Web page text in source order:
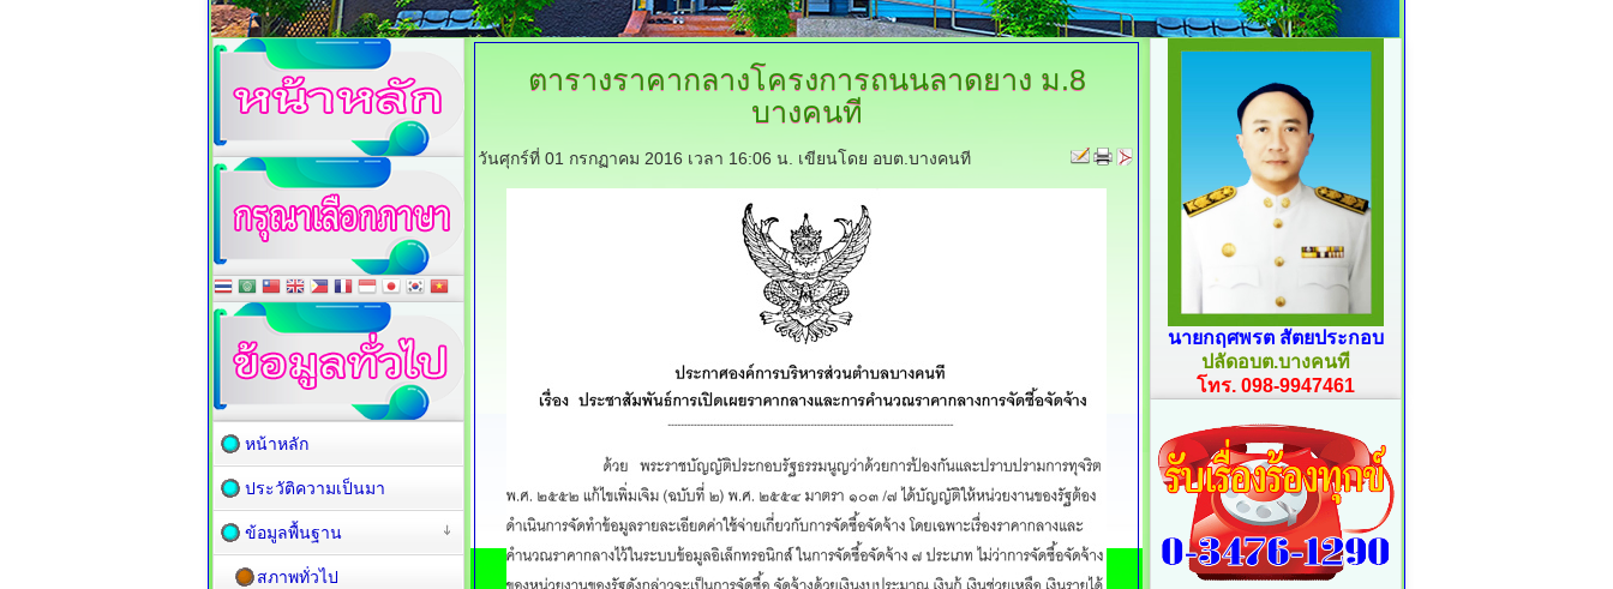
ตารางราคากลางโครงการถนนลาดยาง ม.8
บางคนที
วันศุกร์ที่ 01 กรกฏาคม 2016 เวลา 16:06 น. เขียนโดย อบต.บางคนที
หน้าหลัก
ประวัติความเป็นมา
ข้อมูลพื้นฐาน
สภาพทั่วไป
นายกฤศพรต สัตยประกอบ
ปลัดอบต.บางคนที
โทร. 098-9947461